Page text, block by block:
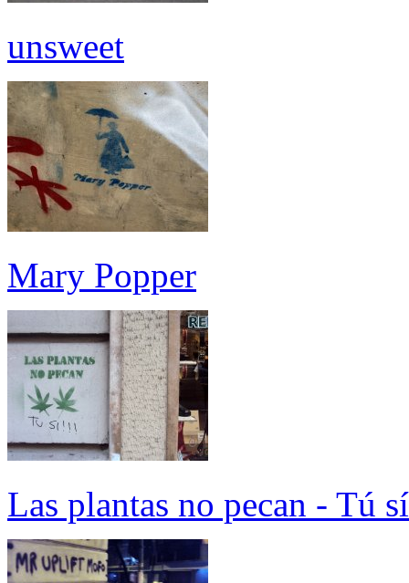
unsweet
Mary Popper
Las plantas no pecan - Tú